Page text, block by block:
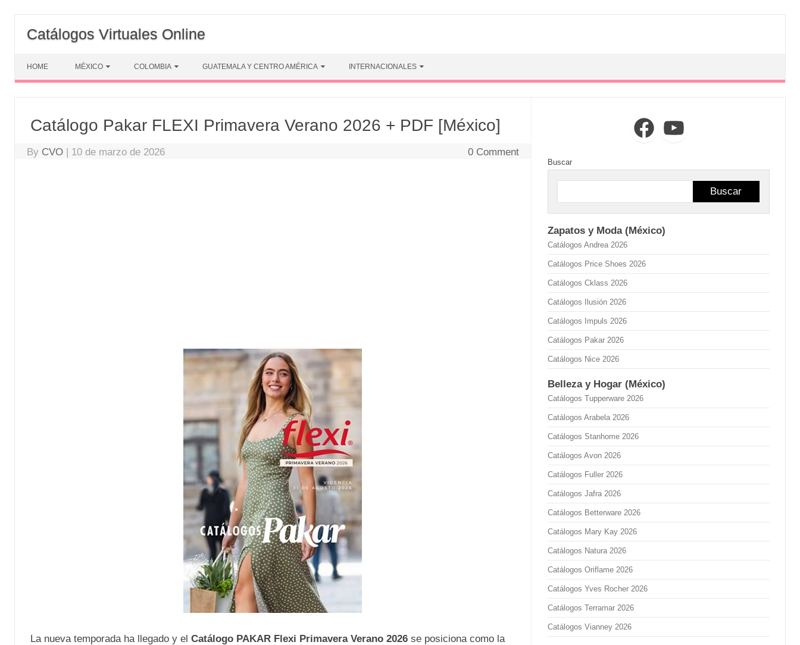
content
Catálogos Virtuales Online
HOME MÉXICO COLOMBIA GUATEMALA Y CENTRO AMÉRICA INTERNACIONALES
Catálogo Pakar FLEXI Primavera Verano 2026 + PDF [México]
By CVO | 10 de marzo de 2026 0 Comment
La nueva temporada ha llegado y el Catálogo PAKAR Flexi Primavera Verano 2026se posiciona como la
FacebookYouTube
Buscar
Buscar
Zapatos y Moda (México)
Catálogos Andrea 2026
Catálogos Price Shoes 2026
Catálogos Cklass 2026
Catálogos Ilusión 2026
Catálogos Impuls 2026
Catálogos Pakar 2026
Catálogos Nice 2026
Belleza y Hogar (México)
Catálogos Tupperware 2026
Catálogos Arabela 2026
Catálogos Stanhome 2026
Catálogos Avon 2026
Catálogos Fuller 2026
Catálogos Jafra 2026
Catálogos Betterware 2026
Catálogos Mary Kay 2026
Catálogos Natura 2026
Catálogos Oriflame 2026
Catálogos Yves Rocher 2026
Catálogos Terramar 2026
Catálogos Vianney 2026